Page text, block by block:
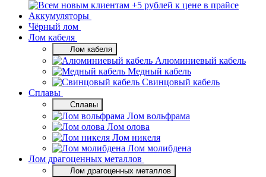
Аккумуляторы
Чёрный лом
Лом кабеля
Лом кабеля
Алюминиевый кабель
Медный кабель
Свинцовый кабель
Сплавы
Сплавы
Лом вольфрама
Лом олова
Лом никеля
Лом молибдена
Лом драгоценных металлов
Лом драгоценных металлов